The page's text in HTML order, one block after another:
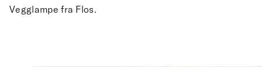
Vegglampe fra Flos.